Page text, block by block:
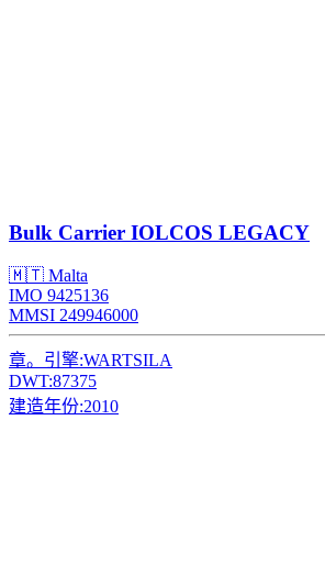
Bulk Carrier IOLCOS LEGACY
🇲🇹 Malta
IMO 9425136
MMSI 249946000
章。引擎:WARTSILA
DWT:87375
建造年份:2010